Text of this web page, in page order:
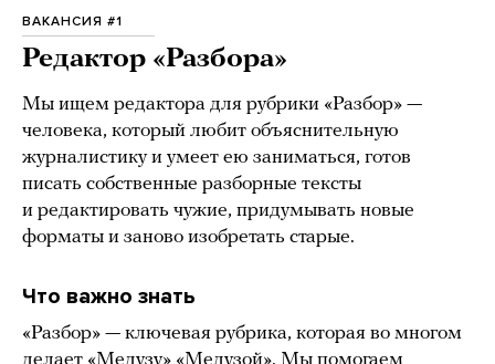
ВАКАНСИЯ #1
Редактор «Разбора»
Мы ищем редактора для рубрики «Разбор» —
человека, который любит объяснительную
журналистику и умеет ею заниматься, готов
писать собственные разборные тексты
и редактировать чужие, придумывать новые
форматы и заново изобретать старые.
Что важно знать
«Разбор» — ключевая рубрика, которая во многом